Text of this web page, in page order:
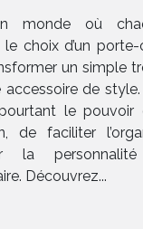
monde où
choix d’un
un simple
accessoire de
le pouvoir
de faciliter
la
Découvrez...